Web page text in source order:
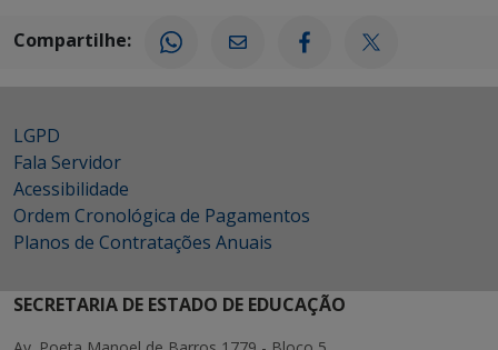
Compartilhe:
LGPD
Fala Servidor
Acessibilidade
Ordem Cronológica de Pagamentos
Planos de Contratações Anuais
SECRETARIA DE ESTADO DE EDUCAÇÃO